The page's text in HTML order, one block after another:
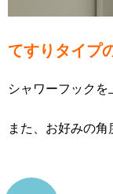
てすりタイプ
シャワーフックを
また、お好みの角